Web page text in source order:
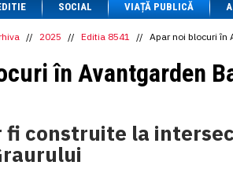
1 CAD= 3.1559
1 CHF= 5.2813
1 CNY= 0.6015
= 0.6668
1 EGP= 0.0860
1 KRW = 0.3047
SOCIAL VIAȚĂ PUBLICĂ
// 2025 // Editia 8541 // Apar noi blocuri în
în Avantgarden
fi construite la